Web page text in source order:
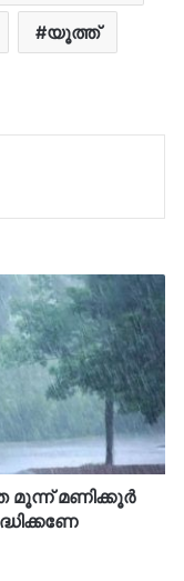
യൂത്ത്
മണിക്കൂർ